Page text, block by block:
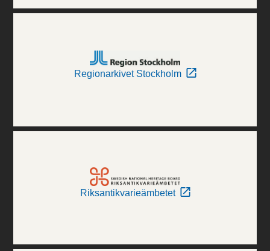
Regionarkivet Stockholm
Riksantikvarieämbetet